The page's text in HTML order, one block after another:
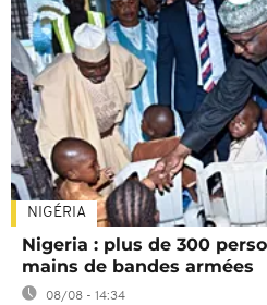
NIGÉRIA
Nigeria : plus de 300
mains de bandes armées
08/08 - 14:34